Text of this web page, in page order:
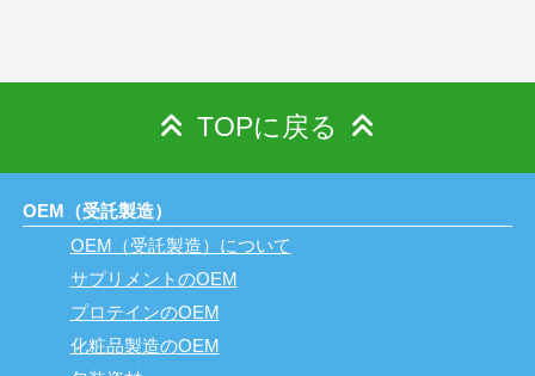
TOPに戻る
OEM（受託製造）
OEM（受託製造）について
サプリメントのOEM
プロテインのOEM
化粧品製造のOEM